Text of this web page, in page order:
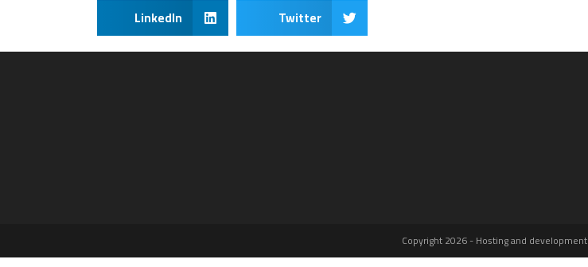
Twitter
LinkedIn
Copyright 2026 - Hosting and development